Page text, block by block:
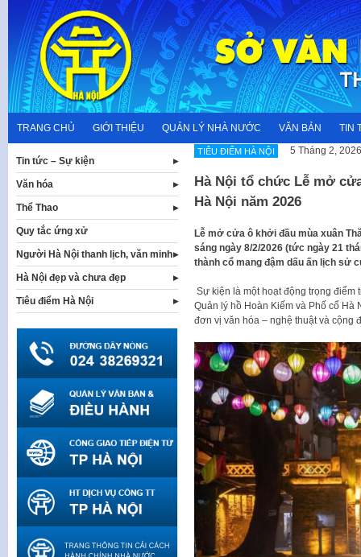
content
TRANG CHỦ GIỚI THIỆU QUẢN LÝ NHÀ NƯỚC VĂN BẢN TIN
TIÊU ĐIỂM HÀ NỘI 5 Tháng 2, 2026
Hà Nội tổ chức Lễ mở
Hà Nội năm 2026
Lễ mở cửa ô khởi đầu mùa xuân
sáng ngày 8/2/2026 (tức ngày 21
thành cổ mang đậm dấu ấn lịch sử
Sự kiện là một hoạt động trọng điểm
Quản lý hồ Hoàn Kiếm và Phố cổ
đơn vị văn hóa – nghệ thuật và cộng
Tin tức – Sự kiện
Văn hóa
Thể Thao
Quy tắc ứng xử
Người Hà Nội thanh lịch, văn minh
Hà Nội đẹp và chưa đẹp
Tiêu điểm Hà Nội